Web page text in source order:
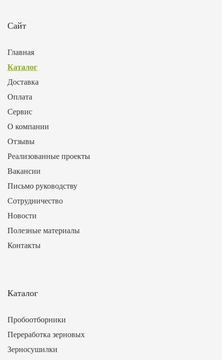
Сайт
Главная
Каталог
Доставка
Оплата
Сервис
О компании
Отзывы
Реализованные проекты
Вакансии
Письмо руководству
Сотрудничество
Новости
Полезные материалы
Контакты
Каталог
Пробоотборники
Переработка зерновых
Зерносушилки